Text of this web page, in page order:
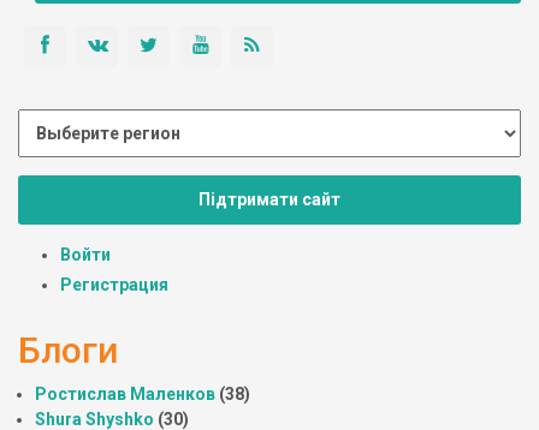
Підтримати сайт
Войти
Регистрация
Блоги
Ростислав Маленков (38)
Shura Shyshko (30)